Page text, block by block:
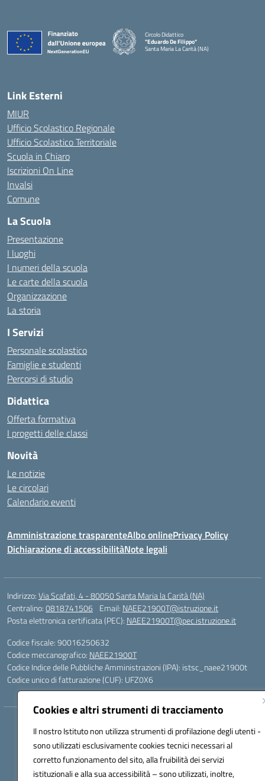
Cookies e altri strumenti di tracciamento
Il nostro Istituto non utilizza strumenti di profilazione degli utenti -
sono utilizzati esclusivamente cookies tecnici necessari al
corretto funzionamento del sito, alla fruibilità dei servizi
istituzionali e alla sua accessibilità – sono utilizzati, inoltre,
Circolo Didattico
"Eduardo De Filippo"
Santa Maria La Carità (NA)
Link Esterni
MIUR
Ufficio Scolastico Regionale
Ufficio Scolastico Territoriale
Scuola in Chiaro
Iscrizioni On Line
Invalsi
Comune
La Scuola
Presentazione
I luoghi
I numeri della scuola
Le carte della scuola
Organizzazione
La storia
I Servizi
Personale scolastico
Famiglie e studenti
Percorsi di studio
Didattica
Offerta formativa
I progetti delle classi
Novità
Le notizie
Le circolari
Calendario eventi
Amministrazione trasparenteAlbo onlinePrivacy Policy
Dichiarazione di accessibilitàNote legali
Indirizzo:Via Scafati, 4 - 80050 Santa Maria la Carità (NA)
Centralino:0818741506 Email: NAEE21900T@istruzione.it
Posta elettronica certificata (PEC): NAEE21900T@pec.istruzione.it
Codice fiscale: 90016250632
Codice meccanografico: NAEE21900T
Codice Indice delle Pubbliche Amministrazioni (IPA): istsc_naee21900t
Codice unico di fatturazione (CUF): UFZ0X6
Concept & Design by Designers Italia